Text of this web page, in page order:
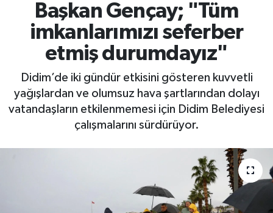
Başkan Gençay; "Tüm
imkanlarımızı seferber
etmiş durumdayız"
Didim’de iki gündür etkisini gösteren kuvvetli
yağışlardan ve olumsuz hava şartlarından dolayı
vatandaşların etkilenmemesi için Didim Belediyesi
çalışmalarını sürdürüyor.
BÜLTEN
ÇEVRE
DIŞ
DÜNYA
Tüm Manşetler
Son Dakika Haberleri
Haber Arşivi